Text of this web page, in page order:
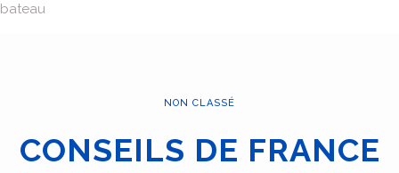
bateau
NON CLASSÉ
CONSEILS DE FRANCE